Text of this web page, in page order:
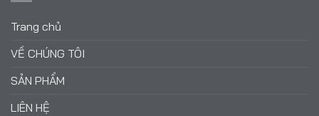
Trang chủ
VỀ CHÚNG TÔI
SẢN PHẨM
LIÊN HỆ